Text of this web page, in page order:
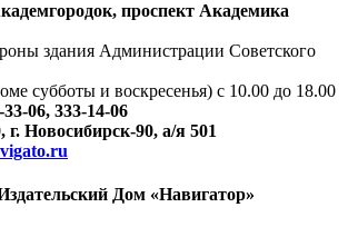
проспект Академика
здания Администрации Советского
субботы и воскресенья) с 10.00 до 18.00
33-06, 333-14-06
г. Новосибирск-90, а/я 501
Дом «Навигатор»